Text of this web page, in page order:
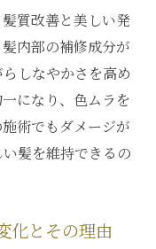
質改善と美しい発
内部の補修成分が
しなやかさを高め
になり、色ムラを
術でもダメージが
髪を維持できるの
化とその理由